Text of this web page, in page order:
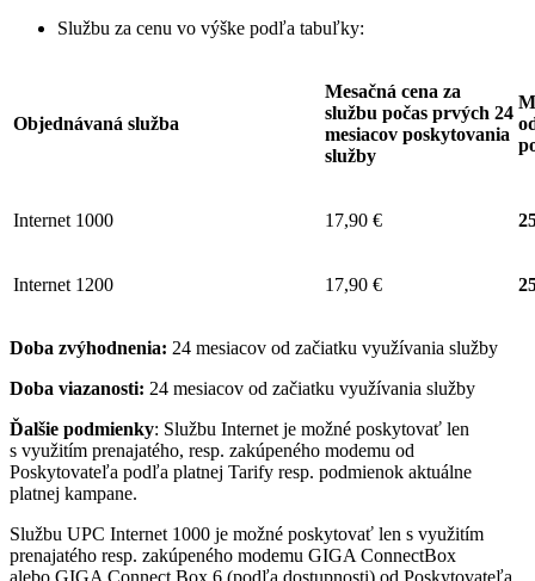
Službu za cenu vo výške podľa tabuľky:
Objednávaná služba
Mesačná cena za
službu počas prvých 24
mesiacov poskytovania
služby
Internet 1000 17,90 €
Internet 1200 17,90 €
Doba zvýhodnenia: 24 mesiacov od začiatku využívania služby
Doba viazanosti: 24 mesiacov od začiatku využívania služby
Ďalšie podmienky: Službu Internet je možné poskytovať len
s využitím prenajatého, resp. zakúpeného modemu od
Poskytovateľa podľa platnej Tarify resp. podmienok aktuálne
platnej kampane.
Službu UPC Internet 1000 je možné poskytovať len s využitím
prenajatého resp. zakúpeného modemu GIGA ConnectBox
alebo GIGA Connect Box 6 (podľa dostupnosti) od Poskytovateľa